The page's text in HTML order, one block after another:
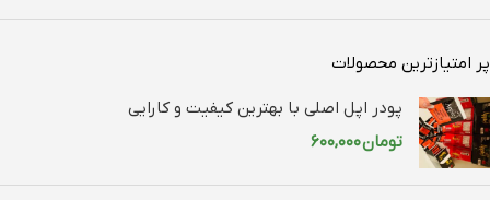
پر امتیازترین محصولات
پودر اپل اصلی با بهترین کیفیت و کارایی
تومان